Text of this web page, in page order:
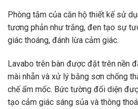
Phòng tắm của căn hộ thiết kế sử
tương phản như trắng, đen tạo sự
giác thoáng, đánh lừa cảm giác.
Lavabo trên bàn được đặt trên nền
mài nhẵn và xử lý bằng sơn chống
chế ẩm mốc. Bức tường đối diện
tạo cảm giác sáng sủa và thông